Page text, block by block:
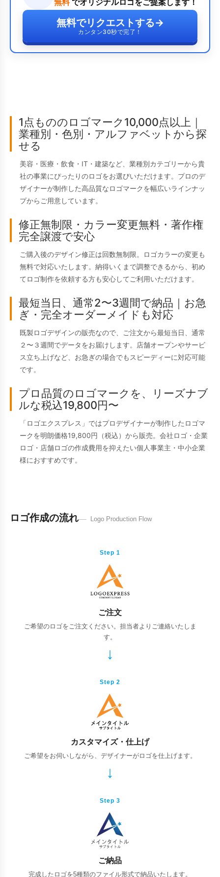
無料でリクエストする→
カンタン30秒で完了！
1点もののロゴマーク10,000点以上｜
業種別・色別・アルファベットから探
せる
美容・医療・飲食・IT・建築など、業種別カテゴリーから貴
社の事業にぴったりのロゴをお選びいただけます。プロのデ
ザイナーが制作した高品質なロゴマークを幅広いラインナッ
プからご用意しています。
修正無制限・カラー変更無料・著作権
完全譲渡で安心
ご購入後のデザイン修正は回数無制限。ロゴカラーの変更も
無料で対応いたします。納得いくまで調整できるから、初め
てロゴ制作を依頼する方も安心してご利用いただけます。
最短当日、通常2〜3週間で納品｜お急
ぎ・完全オーダーメイドも対応
既製ロゴデザインの販売なので、ご注文から最短当日、通常
２〜３週間でデータをお届けします。店舗オープンやサービ
ス立ち上げなど、お急ぎの場合でもスピーディーに対応可能
です。
プロ品質のロゴマークを、リーズナブ
ルな税込19,800円〜
「ロゴエクスプレス」ではプロデザイナーが制作したロゴマ
ークを明朗価格19,800円（税込）から販売。会社ロゴ・企業
ロゴ・店舗ロゴの作成費用を抑えたい個人事業主・中小企業
様におすすめです。
ロゴ作成の流れ Logo Production Flow
Step 1
ご注文
ご希望のロゴをご注文ください。担当者よりご連絡いたしま
す。
Step 2
カスタマイズ・仕上げ
ご希望をお伺いしながら、デザイナーがロゴを仕上げます。
Step 3
ご納品
完成したロゴを5種類のファイル形式で納品いたします。